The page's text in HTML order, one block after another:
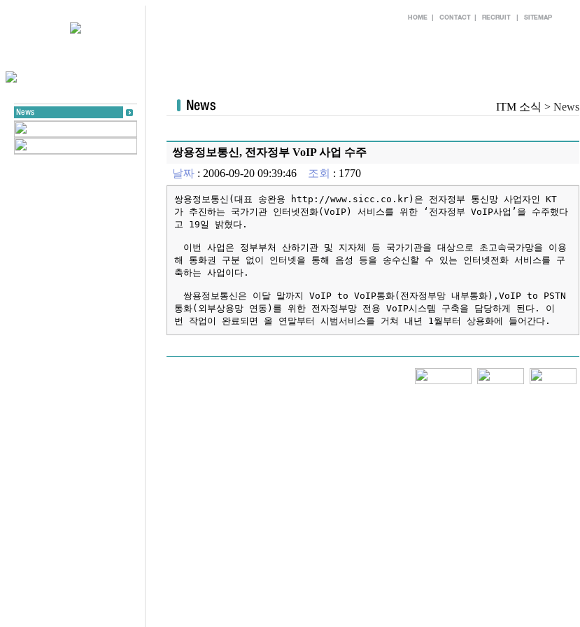
ITM 소식 > News
쌍용정보통신, 전자정부 VoIP 사업 수주
날짜 : 2006-09-20 09:39:46 조회 : 1770
쌍용정보통신(대표 송완용 http://www.sicc.co.kr)은 전자정부 통신망 사업자인 KT
가 추진하는 국가기관 인터넷전화(VoIP) 서비스를 위한 ‘전자정부 VoIP사업’을 수주했다
고 19일 밝혔다.
이번 사업은 정부부처 산하기관 및 지자체 등 국가기관을 대상으로 초고속국가망을 이용
해 통화권 구분 없이 인터넷을 통해 음성 등을 송수신할 수 있는 인터넷전화 서비스를 구
축하는 사업이다.
쌍용정보통신은 이달 말까지 VoIP to VoIP통화(전자정부망 내부통화),VoIP to PSTN
통화(외부상용망 연동)를 위한 전자정부망 전용 VoIP시스템 구축을 담당하게 된다. 이
번 작업이 완료되면 올 연말부터 시범서비스를 거쳐 내년 1월부터 상용화에 들어간다.